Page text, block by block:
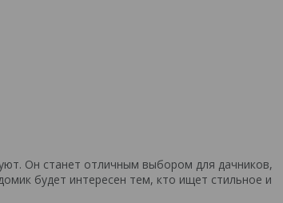
Он станет отличным выбором для дачников,
будет интересен тем, кто ищет стильное и